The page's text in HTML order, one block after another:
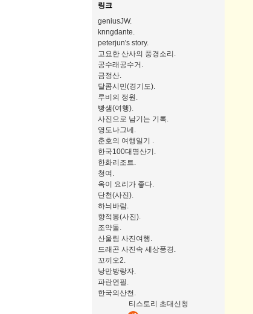
링크
geniusJW.
knngdante.
peterjun's story.
고요한 산사의 풍경소리.
공수래공수거.
금정산.
달콤시민(경기도).
루비의 정원.
빵샘(여행).
사진으로 남기는 기록.
영도나그네.
춘호의 여행일기 .
한국100대명산기.
한화리조트.
청여.
옥이 요리가 좋다.
단천(사진).
하늬바람.
향적봉(사진).
조약돌.
산울림 사진여행.
드래곤 사진속 세상풍경.
꼬끼오2.
낭만방랑자.
파란연필.
한국의산천.
티스토리 초대신청